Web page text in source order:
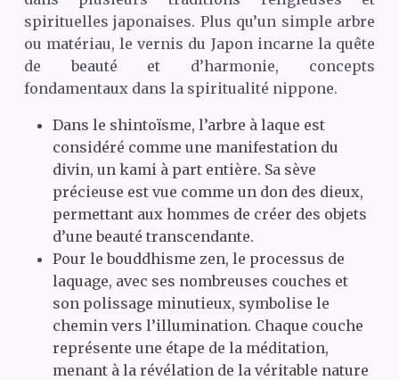
spirituelles japonaises. Plus qu’un simple arbre
ou matériau, le vernis du Japon incarne la quête
de beauté et d’harmonie, concepts
fondamentaux dans la spiritualité nippone.
Dans le shintoïsme, l’arbre à laque est
considéré comme une manifestation du
divin, un kami à part entière. Sa sève
précieuse est vue comme un don des dieux,
permettant aux hommes de créer des objets
d’une beauté transcendante.
Pour le bouddhisme zen, le processus de
laquage, avec ses nombreuses couches et
son polissage minutieux, symbolise le
chemin vers l’illumination. Chaque couche
représente une étape de la méditation,
menant à la révélation de la véritable nature